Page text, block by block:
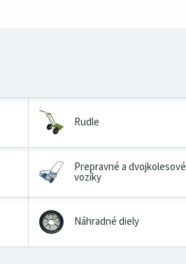
Rudle
Prepravné a dvojkolesové
vozíky
Náhradné diely